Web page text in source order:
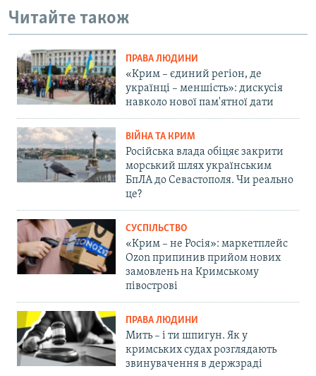
Читайте також
ПРАВА ЛЮДИНИ
«Крим – єдиний регіон, де
українці – меншість»: дискусія
навколо нової пам'ятної дати
ВІЙНА ТА КРИМ
Російська влада обіцяє закрити
морський шлях українським
БпЛА до Севастополя. Чи реально
це?
СУСПІЛЬСТВО
«Крим – не Росія»: маркетплейс
Ozon припинив прийом нових
замовлень на Кримському
півострові
ПРАВА ЛЮДИНИ
Мить – і ти шпигун. Як у
кримських судах розглядають
звинувачення в держзраді